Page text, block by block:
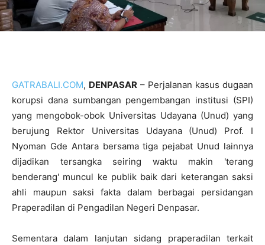
GATRABALI.COM, DENPASAR – Perjalanan kasus dugaan
korupsi dana sumbangan pengembangan institusi (SPI)
yang mengobok-obok Universitas Udayana (Unud) yang
berujung Rektor Universitas Udayana (Unud) Prof. I
Nyoman Gde Antara bersama tiga pejabat Unud lainnya
dijadikan tersangka seiring waktu makin 'terang
benderang' muncul ke publik baik dari keterangan saksi
ahli maupun saksi fakta dalam berbagai persidangan
Praperadilan di Pengadilan Negeri Denpasar.
Sementara dalam lanjutan sidang praperadilan terkait